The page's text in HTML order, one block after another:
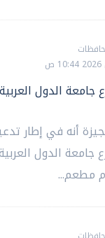
أنه في إطار
جامعة الدول
مطعم...